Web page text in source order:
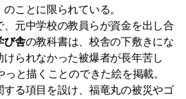
ことに限られている。
元中学校の教員らが資金を出し合
び舎の教科書は、校舎の下敷きにな
けられなかった被爆者が長年苦し
と描くことのできた絵を掲載。
する項目を設け、福竜丸の被災やゴ